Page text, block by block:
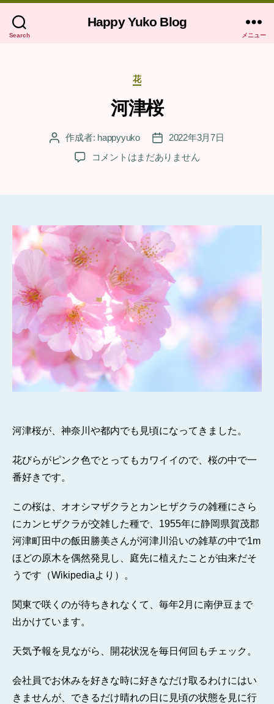
Search
Happy Yuko Blog
メニュー
カ
テ
ゴ
リ
花
河津桜
投
作成者: happyyuko
投
稿
日
2022年3月7日
河
コメントはまだありません
河津桜が、神奈川や都内でも見頃になってきました。
花びらがピンク色でとってもカワイイので、桜の中で一
番好きです。
この桜は、オオシマザクラとカンヒザクラの雑種にさら
にカンヒザクラが交雑した種で、1955年に静岡県賀茂郡
河津町田中の飯田勝美さんが河津川沿いの雑草の中で1m
ほどの原木を偶然発見し、庭先に植えたことが由来だそ
うです（Wikipediaより）。
関東で咲くのが待ちきれなくて、毎年2月に南伊豆まで
出かけています。
天気予報を見ながら、開花状況を毎日何回もチェック。
会社員でお休みを好きな時に好きなだけ取るわけにはい
きませんが、できるだけ晴れの日に見頃の状態を見に行